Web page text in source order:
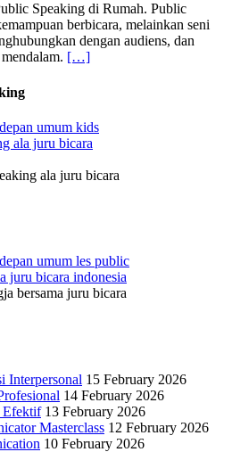
Speaking di Rumah. Public
berbicara, melainkan seni
dengan audiens, dan
[…]
ala juru bicara
bersama juru bicara
Interpersonal 15 February 2026
14 February 2026
Efektif 13 February 2026
Masterclass 12 February 2026
10 February 2026